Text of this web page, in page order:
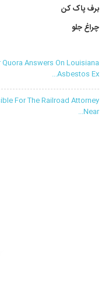
برف پاک کن
چراغ جلو
Quora Answers On Louisiana
Asbestos Ex...
For The Railroad Attorney
Near...